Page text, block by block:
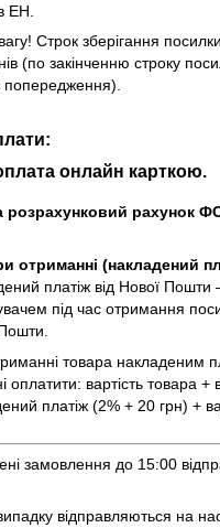
ЕН.
Строк зберігання
(по закінченню строку
попередження).
онлайн карткою.
розрахунковий рахунок
отриманні (накладений
платіж від Нової Пошти
під час отримання
товара накладеним
оплатити: вартість товара +
платіж (2% + 20 грн) +
замовлення до 15:00
відправляються на